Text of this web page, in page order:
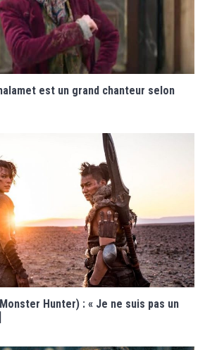
est un grand chanteur selon
Hunter) : « Je ne suis pas un